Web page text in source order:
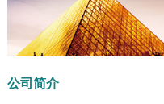
公司简介